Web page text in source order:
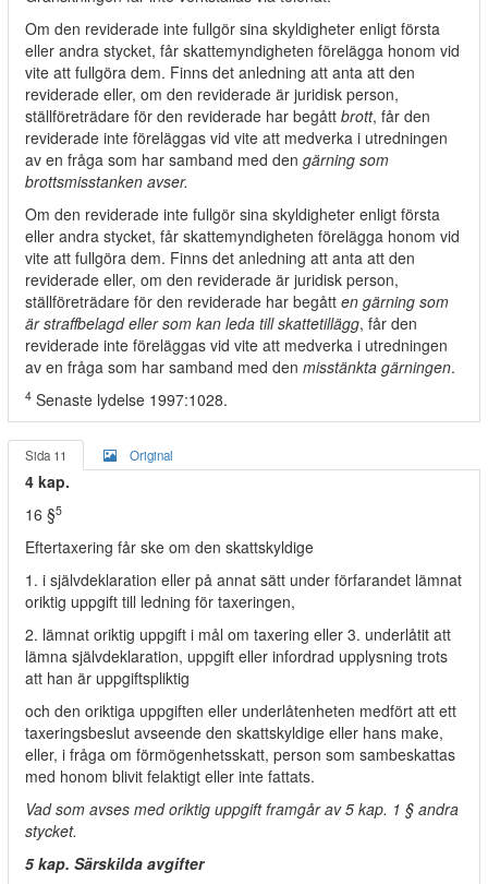
Om den reviderade inte fullgör sina skyldigheter enligt första
eller andra stycket, får skattemyndigheten förelägga honom vid
vite att fullgöra dem. Finns det anledning att anta att den
reviderade eller, om den reviderade är juridisk person,
ställföreträdare för den reviderade har begått brott, får den
reviderade inte föreläggas vid vite att medverka i utredningen
av en fråga som har samband med den gärning som
brottsmisstanken avser.
Om den reviderade inte fullgör sina skyldigheter enligt första
eller andra stycket, får skattemyndigheten förelägga honom vid
vite att fullgöra dem. Finns det anledning att anta att den
reviderade eller, om den reviderade är juridisk person,
ställföreträdare för den reviderade har begått en gärning som
är straffbelagd eller som kan leda till skattetillägg, får den
reviderade inte föreläggas vid vite att medverka i utredningen
av en fråga som har samband med den misstänkta gärningen.
4 Senaste lydelse 1997:1028.
Sida 11 Original
4 kap.
16 §5
Eftertaxering får ske om den skattskyldige
1. i självdeklaration eller på annat sätt under förfarandet lämnat
oriktig uppgift till ledning för taxeringen,
2. lämnat oriktig uppgift i mål om taxering eller 3. underlåtit att
lämna självdeklaration, uppgift eller infordrad upplysning trots
att han är uppgiftspliktig
och den oriktiga uppgiften eller underlåtenheten medfört att ett
taxeringsbeslut avseende den skattskyldige eller hans make,
eller, i fråga om förmögenhetsskatt, person som sambeskattas
med honom blivit felaktigt eller inte fattats.
Vad som avses med oriktig uppgift framgår av 5 kap. 1 § andra
stycket.
5 kap. Särskilda avgifter